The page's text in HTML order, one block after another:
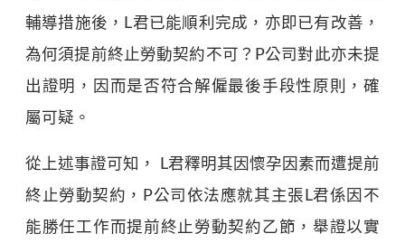
輔導措施後，L君已能順利完成，亦即已有改善，
為何須提前終止勞動契約不可？P公司對此亦未提
出證明，因而是否符合解僱最後手段性原則，確
屬可疑。
從上述事證可知， L君釋明其因懷孕因素而遭提前
終止勞動契約，P公司依法應就其主張L君係因不
能勝任工作而提前終止勞動契約乙節，舉證以實